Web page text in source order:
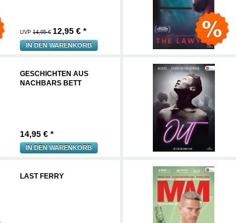
UVP 14,95 € 12,95 € *
IN DEN WARENKORB
GESCHICHTEN AUS
NACHBARS BETT
14,95 € *
IN DEN WARENKORB
LAST FERRY